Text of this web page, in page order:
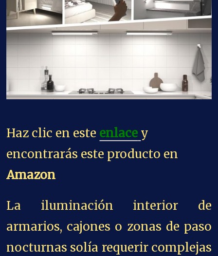
Haz clic en este enlace y
encontrarás este producto en
Amazon
La iluminación interior de
armarios, cajones o zonas de paso
nocturnas solía requerir complejas